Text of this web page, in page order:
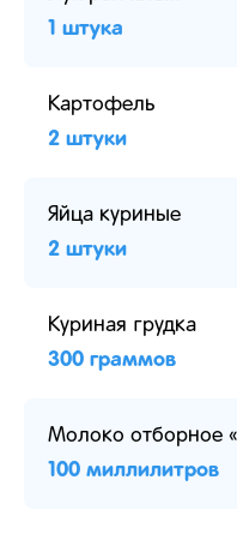
1 штука
Картофель
2 штуки
Яйца куриные
2 штуки
Куриная грудка
300 граммов
Молоко отборное
100 миллилитров